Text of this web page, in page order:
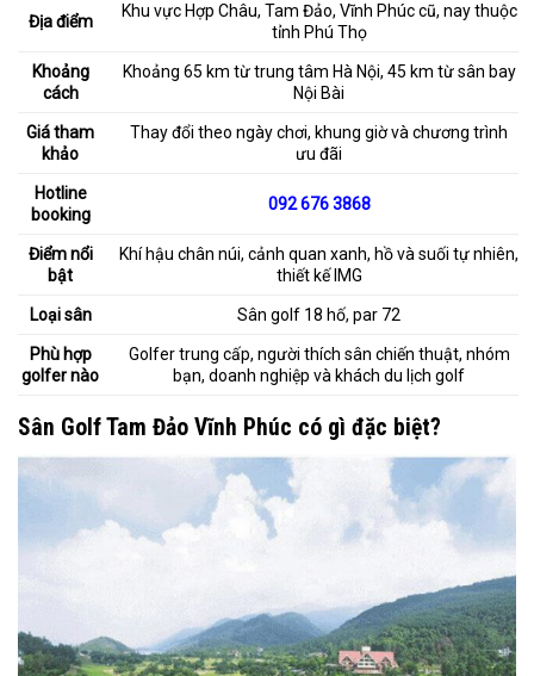
Địa điểm
Khu vực Hợp Châu, Tam Đảo, Vĩnh Phúc cũ, nay thuộc
tỉnh Phú Thọ
Khoảng
cách
Khoảng 65 km từ trung tâm Hà Nội, 45 km từ sân bay
Nội Bài
Giá tham
khảo
Thay đổi theo ngày chơi, khung giờ và chương trình
ưu đãi
Hotline
booking
092 676 3868
Điểm nổi
bật
Khí hậu chân núi, cảnh quan xanh, hồ và suối tự nhiên,
thiết kế IMG
Loại sân Sân golf 18 hố, par 72
Phù hợp
golfer nào
Golfer trung cấp, người thích sân chiến thuật, nhóm
bạn, doanh nghiệp và khách du lịch golf
Sân Golf Tam Đảo Vĩnh Phúc có gì đặc biệt?